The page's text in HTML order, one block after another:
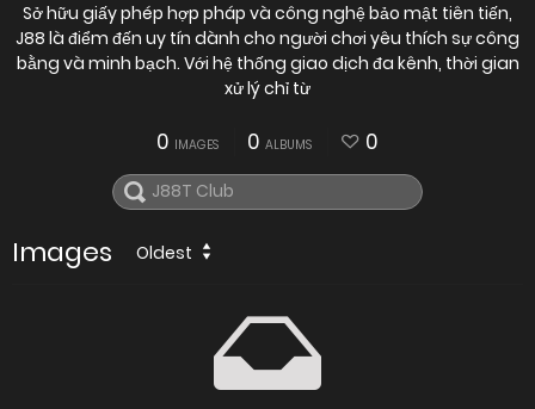
Sở hữu giấy phép hợp pháp và công nghệ bảo mật tiên tiến,
J88 là điểm đến uy tín dành cho người chơi yêu thích sự công
bằng và minh bạch. Với hệ thống giao dịch đa kênh, thời gian
xử lý chỉ từ
0 IMAGES 0 ALBUMS 0
Images Oldest